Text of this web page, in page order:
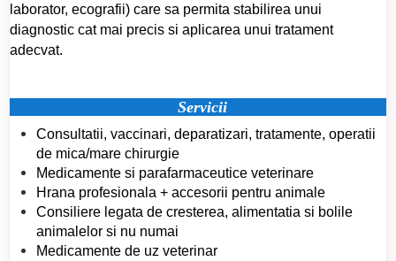
laborator, ecografii) care sa permita stabilirea unui
diagnostic cat mai precis si aplicarea unui tratament
adecvat.
Servicii
Consultatii, vaccinari, deparatizari, tratamente, operatii
de mica/mare chirurgie
Medicamente si parafarmaceutice veterinare
Hrana profesionala + accesorii pentru animale
Consiliere legata de cresterea, alimentatia si bolile
animalelor si nu numai
Medicamente de uz veterinar